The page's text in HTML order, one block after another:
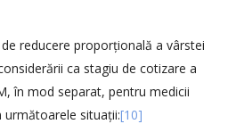
reducere proporțională a vârstei
ca stagiu de cotizare a
în mod separat, pentru medicii
următoarele situații:[10]